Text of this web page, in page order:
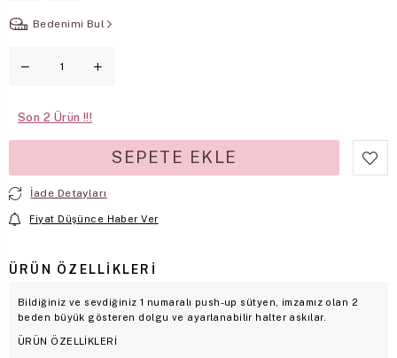
Bedenimi Bul
Son 2
İade Detayları
Fiyat Düşünce Haber Ver
ÜRÜN ÖZELLIKLERI
Bildiğiniz ve sevdiğiniz 1 numaralı push-up sütyen, imzamız olan 2
beden büyük gösteren dolgu ve ayarlanabilir halter askılar.
ÜRÜN ÖZELLİKLERİ